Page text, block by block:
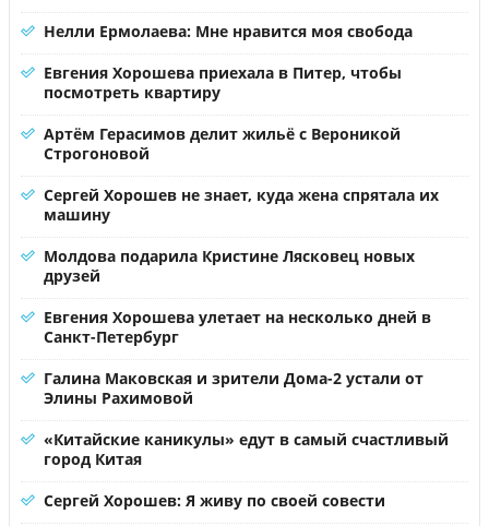
Нелли Ермолаева: Мне нравится моя свобода
Евгения Хорошева приехала в Питер, чтобы
посмотреть квартиру
Артём Герасимов делит жильё с Вероникой
Строгоновой
Сергей Хорошев не знает, куда жена спрятала их
машину
Молдова подарила Кристине Лясковец новых
друзей
Евгения Хорошева улетает на несколько дней в
Санкт-Петербург
Галина Маковская и зрители Дома-2 устали от
Элины Рахимовой
«Китайские каникулы» едут в самый счастливый
город Китая
Сергей Хорошев: Я живу по своей совести